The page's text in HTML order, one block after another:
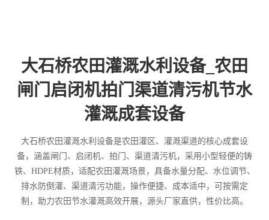
大石桥农田灌溉水利设备_农田
闸门启闭机拍门渠道清污机节水
灌溉成套设备
大石桥农田灌溉水利设备是农田灌区、灌溉渠道的核心成套设
备，涵盖闸门、启闭机、拍门、渠道清污机，采用小型轻便的铸
铁、HDPE材质，适配农田灌溉场景，具备水量分配、水位调节、
排水防倒灌、渠道清污功能，操作便捷、成本适中，可按需定
制，助力农田节水灌溉高效开展，源头厂家直供，性价比高。